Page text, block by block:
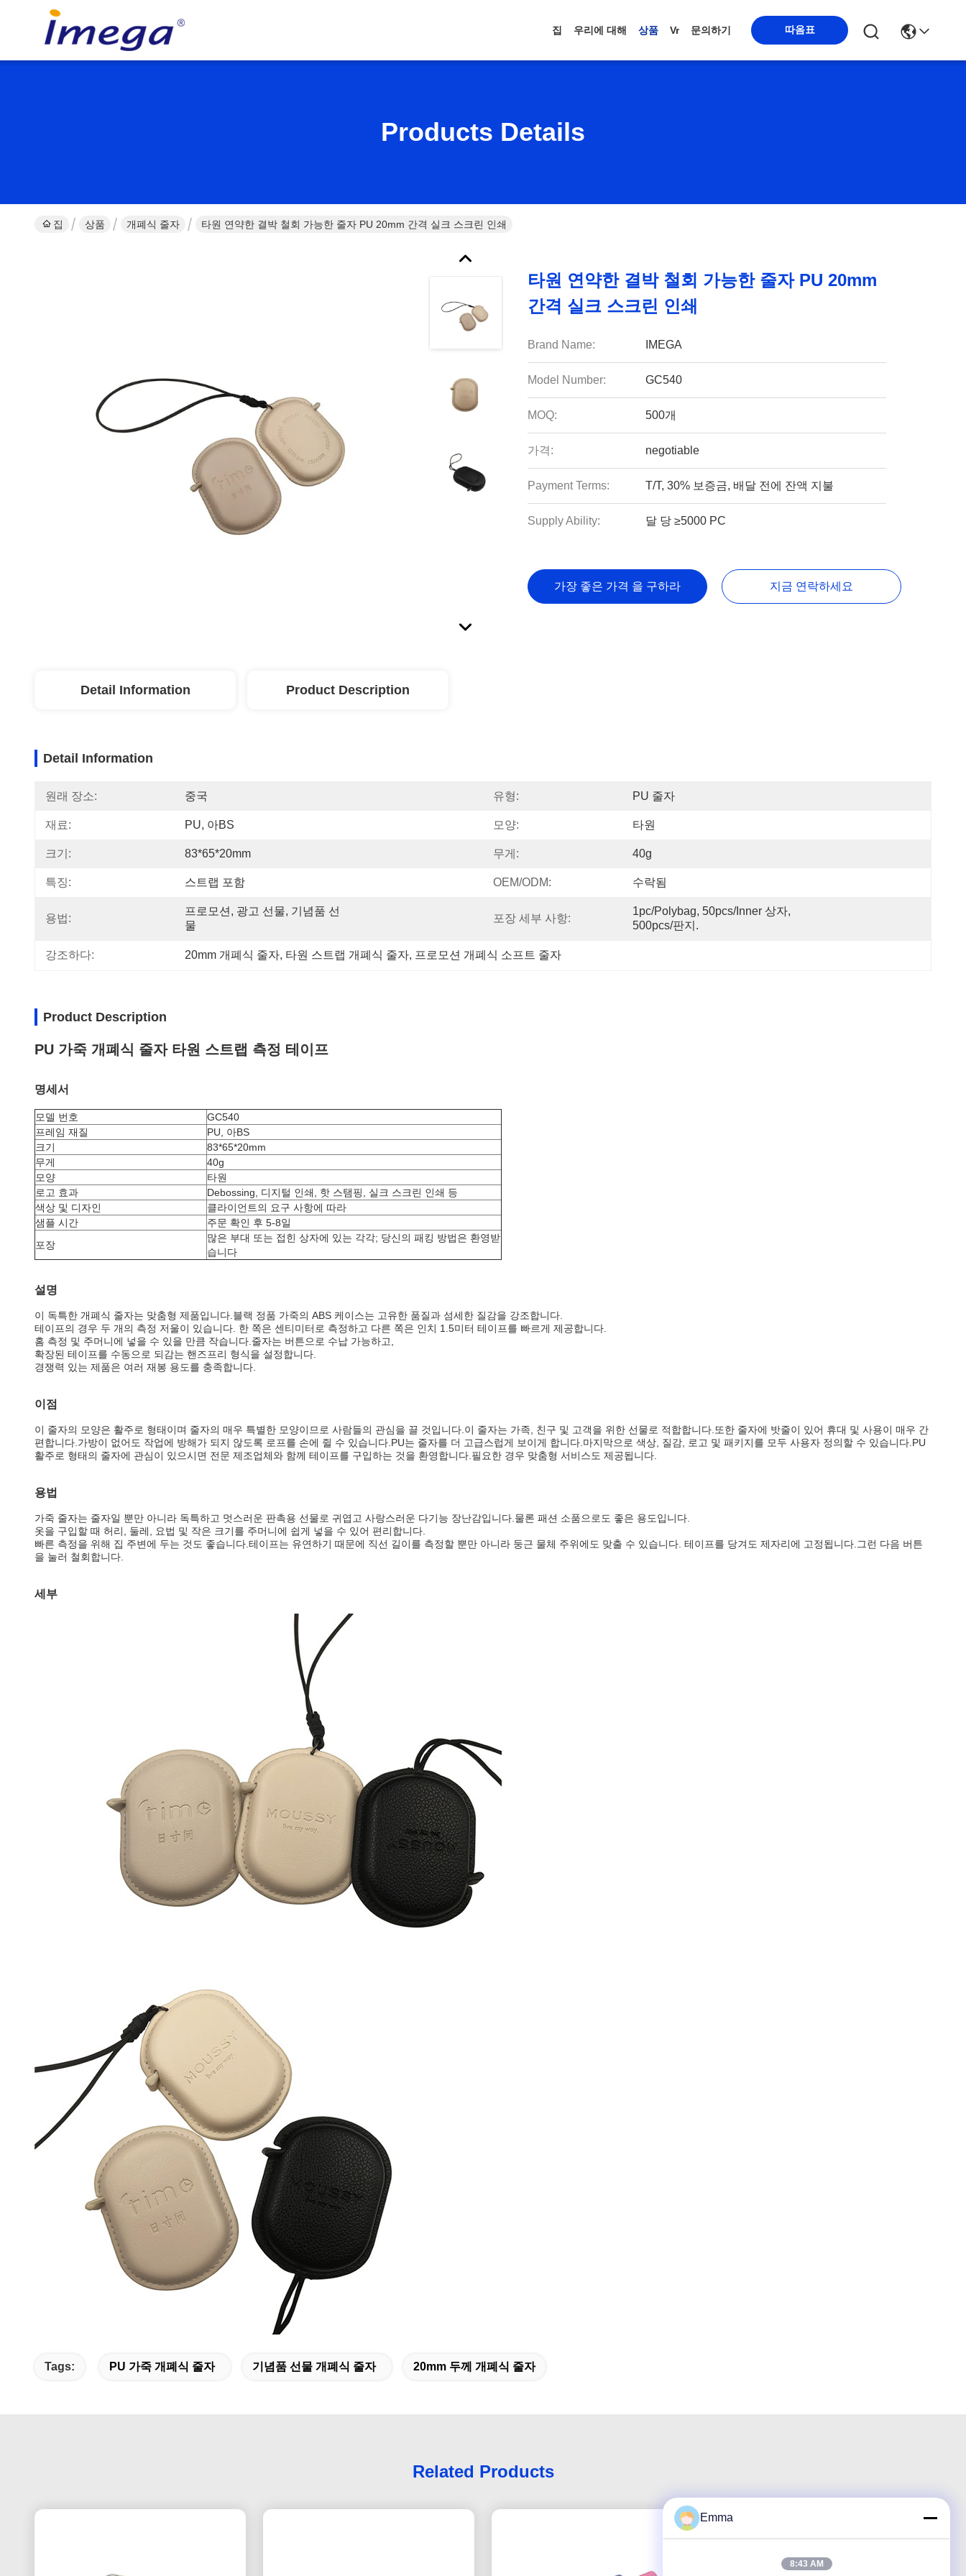
집 우리에 대해 상품 Vr 문의하기 따옴표
Products Details
집 상품 개폐식 줄자 타원 연약한 결박 철회 가능한 줄자 PU 20mm 간격 실크 스크린 인쇄
타원 연약한 결박 철회 가능한 줄자 PU 20mm
간격 실크 스크린 인쇄
Brand Name: IMEGA
Model Number: GC540
MOQ: 500개
가격: negotiable
Payment Terms: T/T, 30% 보증금, 배달 전에 잔액 지불
Supply Ability: 달 당 ≥5000 PC
가장 좋은 가격 을 구하라 지금 연락하세요
Detail Information Product Description
Detail Information
원래 장소: 중국 유형: PU 줄자
재료: PU, 아BS 모양: 타원
크기: 83*65*20mm 무게: 40g
특징: 스트랩 포함 OEM/ODM: 수락됨
용법:
프로모션, 광고 선물, 기념품 선
물
포장 세부 사항:
1pc/polybag, 50pcs/inner 상자,
500pcs/판지.
강조하다: 20mm 개폐식 줄자, 타원 스트랩 개폐식 줄자, 프로모션 개폐식 소프트 줄자
Product Description
PU 가죽 개폐식 줄자 타원 스트랩 측정 테이프
명세서
모델 번호
GC540
프레임 재질
PU, 아BS
크기
83*65*20mm
무게
40g
모양
타원
로고 효과
Debossing, 디지털 인쇄, 핫 스탬핑, 실크 스크린 인쇄 등
색상 및 디자인
클라이언트의 요구 사항에 따라
샘플 시간
주문 확인 후 5-8일
포장
많은 부대 또는 접힌 상자에 있는 각각; 당신의 패킹 방법은 환영받
습니다
설명
이 독특한 개폐식 줄자는 맞춤형 제품입니다.블랙 정품 가죽의 ABS 케이스는 고유한 품질과 섬세한 질감을 강조합니다.
테이프의 경우 두 개의 측정 저울이 있습니다. 한 쪽은 센티미터로 측정하고 다른 쪽은 인치 1.5미터 테이프를 빠르게 제공합니다.
홈 측정 및 주머니에 넣을 수 있을 만큼 작습니다.줄자는 버튼으로 수납 가능하고,
확장된 테이프를 수동으로 되감는 핸즈프리 형식을 설정합니다.
경쟁력 있는 제품은 여러 재봉 용도를 충족합니다.
이점
이 줄자의 모양은 활주로 형태이며 줄자의 매우 특별한 모양이므로 사람들의 관심을 끌 것입니다.이 줄자는 가족, 친구 및 고객을 위한 선물로 적합합니다.또한 줄자에 밧줄이 있어 휴대 및 사용이 매우 간
편합니다.가방이 없어도 작업에 방해가 되지 않도록 로프를 손에 쥘 수 있습니다.PU는 줄자를 더 고급스럽게 보이게 합니다.마지막으로 색상, 질감, 로고 및 패키지를 모두 사용자 정의할 수 있습니다.PU
활주로 형태의 줄자에 관심이 있으시면 전문 제조업체와 함께 테이프를 구입하는 것을 환영합니다.필요한 경우 맞춤형 서비스도 제공됩니다.
용법
가죽 줄자는 줄자일 뿐만 아니라 독특하고 멋스러운 판촉용 선물로 귀엽고 사랑스러운 다기능 장난감입니다.물론 패션 소품으로도 좋은 용도입니다.
옷을 구입할 때 허리, 둘레, 요법 및 작은 크기를 주머니에 쉽게 넣을 수 있어 편리합니다.
빠른 측정을 위해 집 주변에 두는 것도 좋습니다.테이프는 유연하기 때문에 직선 길이를 측정할 뿐만 아니라 둥근 물체 주위에도 맞출 수 있습니다. 테이프를 당겨도 제자리에 고정됩니다.그런 다음 버튼
을 눌러 철회합니다.
세부
Tags: PU 가죽 개폐식 줄자 기념품 선물 개폐식 줄자 20mm 두께 개폐식 줄자
Related Products
Emma
8:43 AM